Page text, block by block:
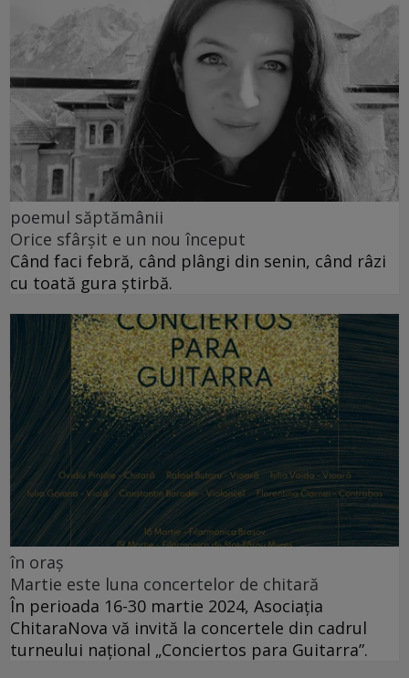
poemul săptămânii
Orice sfârșit e un nou început
Când faci febră, când plângi din senin, când râzi
cu toată gura știrbă.
în oraș
Martie este luna concertelor de chitară
În perioada 16-30 martie 2024, Asociația
ChitaraNova vă invită la concertele din cadrul
turneului național „Conciertos para Guitarra”.